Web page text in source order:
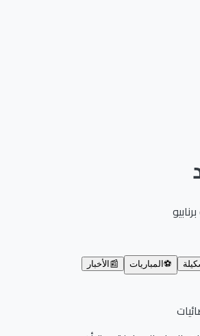
⚽ المباريات 📰 الأخبار